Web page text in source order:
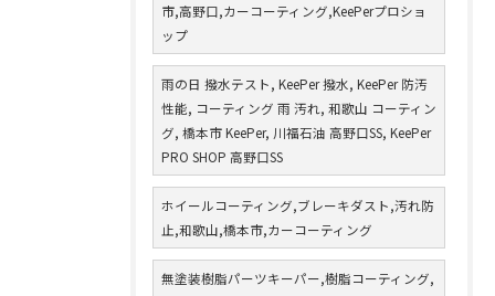
市,高野口,カーコーティング,KeePerプロショ
ップ
雨の日 撥水テスト, KeePer 撥水, KeePer 防汚
性能, コーティング 雨 汚れ, 和歌山 コーティン
グ, 橋本市 KeePer, 川福石油 高野口SS, KeePer
PRO SHOP 高野口SS
ホイールコーティング,ブレーキダスト,汚れ防
止,和歌山,橋本市,カーコーティング
無塗装樹脂パーツキーパー,樹脂コーティング,